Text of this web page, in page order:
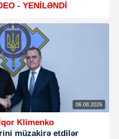
- YENİLƏNDİ
06.08.2026
Klimenko
müzakirə etdilər